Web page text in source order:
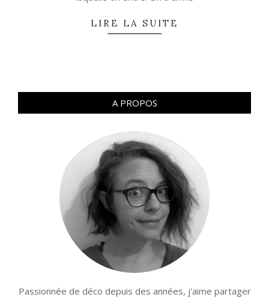
LIRE LA SUITE
A PROPOS
Passionnée de déco depuis des années, j'aime partager